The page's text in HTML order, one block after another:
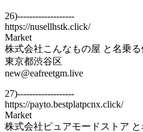
26)-------------------
https://nusellhstk.click/
Market
株式会社こんなもの屋 と名乗る
東京都渋谷区
new@eafreetgm.live
27)-------------------
https://payto.bestplatpcnx.click/
Market
株式会社ピュアモードストア と